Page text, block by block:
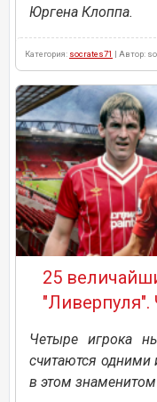
Юргена Клоппа.
Категория: socrates71 | Автор:
25
"Ливерпуля".
Четыре игрока
считаются одними
в этом